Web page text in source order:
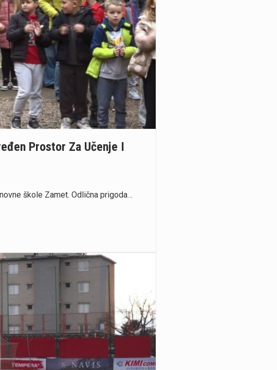
Prostor Za Učenje I
škole Zamet. Odlična prigoda…